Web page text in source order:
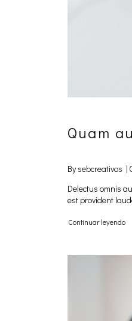
Quam
By sebcreativos |
Delectus omnis
est provident
Continuar leyendo